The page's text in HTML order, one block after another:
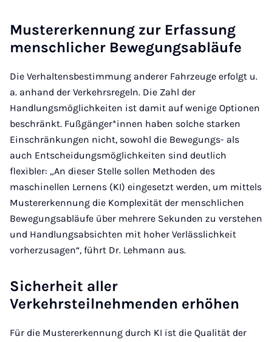
Mustererkennung zur Erfassung
menschlicher Bewegungsabläufe
Die Verhaltensbestimmung anderer Fahrzeuge erfolgt u.
a. anhand der Verkehrsregeln. Die Zahl der
Handlungsmöglichkeiten ist damit auf wenige Optionen
beschränkt. Fußgänger*innen haben solche starken
Einschränkungen nicht, sowohl die Bewegungs- als
auch Entscheidungsmöglichkeiten sind deutlich
flexibler: „An dieser Stelle sollen Methoden des
maschinellen Lernens (KI) eingesetzt werden, um mittels
Mustererkennung die Komplexität der menschlichen
Bewegungsabläufe über mehrere Sekunden zu verstehen
und Handlungsabsichten mit hoher Verlässlichkeit
vorherzusagen“, führt Dr. Lehmann aus.
Sicherheit aller
Verkehrsteilnehmenden erhöhen
Für die Mustererkennung durch KI ist die Qualität der